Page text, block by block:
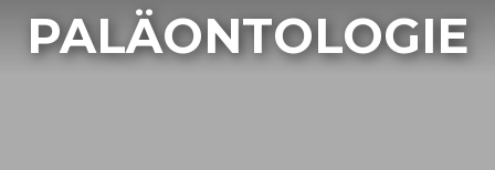
PALÄONTOLOGIE